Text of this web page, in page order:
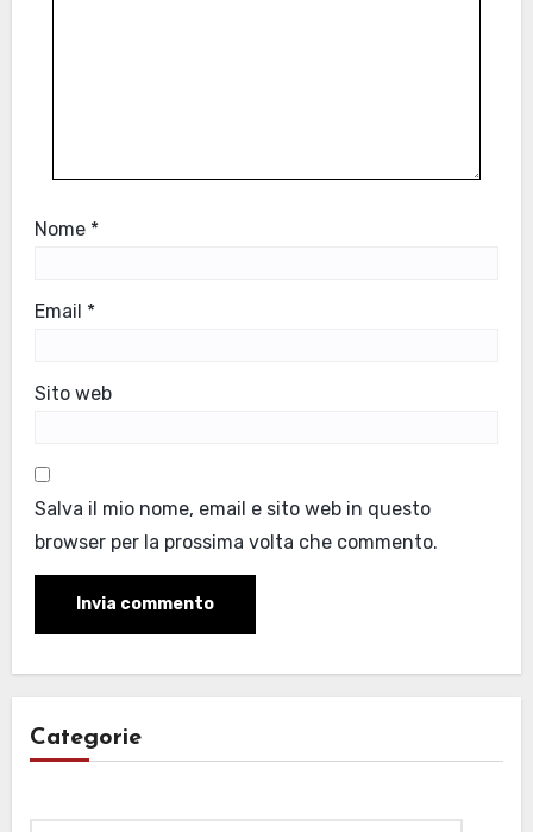
Nome *
Email *
Sito web
Salva il mio nome, email e sito web in questo
browser per la prossima volta che commento.
Categorie